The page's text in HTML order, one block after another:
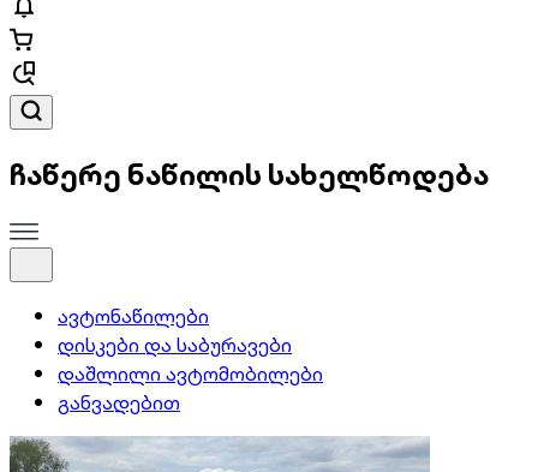
ჩაწერე ნაწილის სახელწოდება
ავტონაწილები
დისკები და საბურავები
დაშლილი ავტომობილები
განვადებით